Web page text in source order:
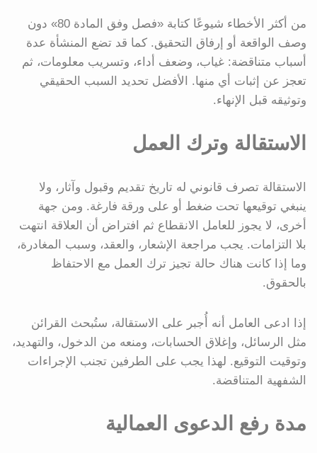
من أكثر الأخطاء شيوعًا كتابة «فصل وفق المادة 80» دون
وصف الواقعة أو إرفاق التحقيق. كما قد تضع المنشأة عدة
أسباب متناقضة: غياب، وضعف أداء، وتسريب معلومات، ثم
تعجز عن إثبات أي منها. الأفضل تحديد السبب الحقيقي
وتوثيقه قبل الإنهاء.
الاستقالة وترك العمل
الاستقالة تصرف قانوني له تاريخ تقديم وقبول وآثار، ولا
ينبغي توقيعها تحت ضغط أو على ورقة فارغة. ومن جهة
أخرى، لا يجوز للعامل الانقطاع ثم افتراض أن العلاقة انتهت
بلا التزامات. يجب مراجعة الإشعار، والعقد، وسبب المغادرة،
وما إذا كانت هناك حالة تجيز ترك العمل مع الاحتفاظ
بالحقوق.
إذا ادعى العامل أنه أُجبر على الاستقالة، ستُبحث القرائن
مثل الرسائل، وإغلاق الحسابات، ومنعه من الدخول، والتهديد،
وتوقيت التوقيع. لهذا يجب على الطرفين تجنب الإجراءات
الشفهية المتناقضة.
مدة رفع الدعوى العمالية